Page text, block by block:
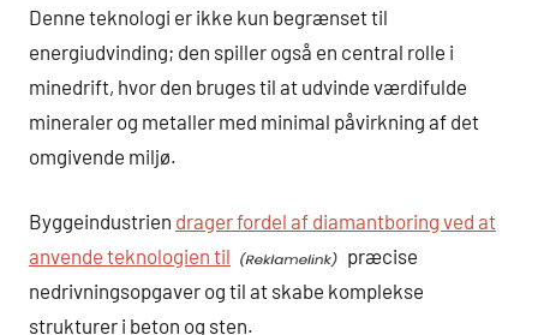
Denne teknologi er ikke kun begrænset til
energiudvinding; den spiller også en central rolle i
minedrift, hvor den bruges til at udvinde værdifulde
mineraler og metaller med minimal påvirkning af det
omgivende miljø.
Byggeindustrien drager fordel af diamantboring ved at
anvende teknologien til
præcise
nedrivningsopgaver og til at skabe komplekse
strukturer i beton og sten.